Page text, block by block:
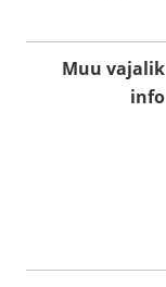
Muu vajalik
info